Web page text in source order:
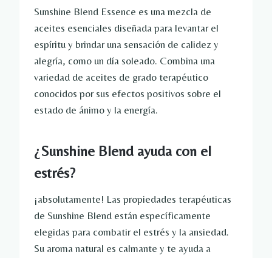
Sunshine Blend Essence es una mezcla de
aceites esenciales diseñada para levantar el
espíritu y brindar una sensación de calidez y
alegría, como un día soleado. Combina una
variedad de aceites de grado terapéutico
conocidos por sus efectos positivos sobre el
estado de ánimo y la energía.
¿Sunshine Blend ayuda con el
estrés?
¡absolutamente! Las propiedades terapéuticas
de Sunshine Blend están específicamente
elegidas para combatir el estrés y la ansiedad.
Su aroma natural es calmante y te ayuda a